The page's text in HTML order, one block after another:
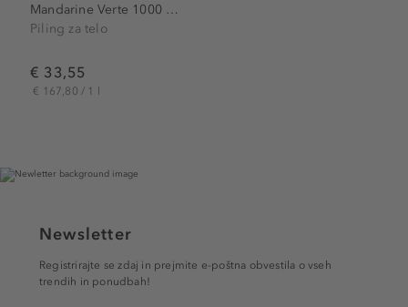
Mandarine Verte 1000 Grain...
Piling za telo
€ 33,55
€ 167,80 / 1 l
Newsletter
Registrirajte se zdaj in prejmite e-poštna obvestila o vseh
trendih in ponudbah!